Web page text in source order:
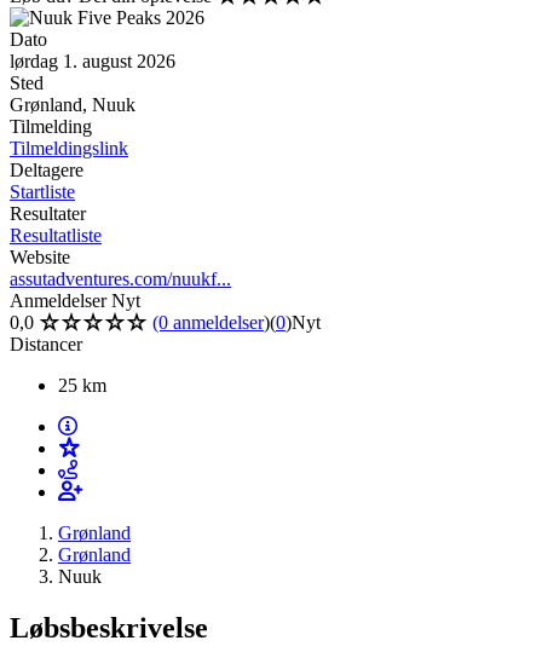
Dato
lørdag 1. august 2026
Sted
Grønland, Nuuk
Tilmelding
Tilmeldingslink
Deltagere
Startliste
Resultater
Resultatliste
Website
assutadventures.com/nuukf...
AnmeldelserNyt
0,0
(0 anmeldelser)(0)Nyt
Distancer
25 km
Grønland
Grønland
Nuuk
Løbsbeskrivelse